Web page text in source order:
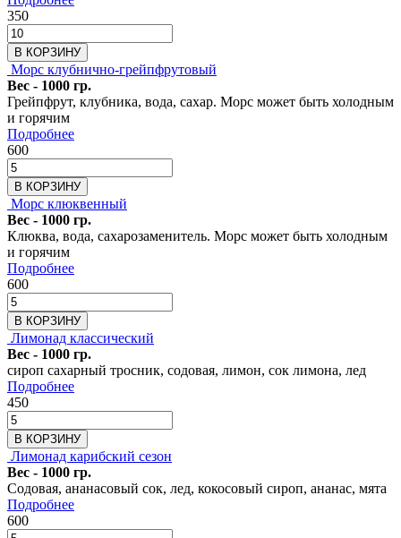
350
В КОРЗИНУ
Морс клубнично-грейпфрутовый
Вес - 1000 гр.
Грейпфрут, клубника, вода, сахар. Морс может быть холодным
и горячим
Подробнее
600
В КОРЗИНУ
Морс клюквенный
Вес - 1000 гр.
Клюква, вода, сахарозаменитель. Морс может быть холодным
и горячим
Подробнее
600
В КОРЗИНУ
Лимонад классический
Вес - 1000 гр.
сироп сахарный тросник, содовая, лимон, сок лимона, лед
Подробнее
450
В КОРЗИНУ
Лимонад карибский сезон
Вес - 1000 гр.
Содовая, ананасовый сок, лед, кокосовый сироп, ананас, мята
Подробнее
600